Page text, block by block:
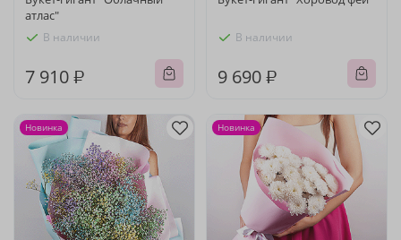
атлас"
В наличии
7 910 ₽
В наличии
9 690 ₽
Новинка Новинка